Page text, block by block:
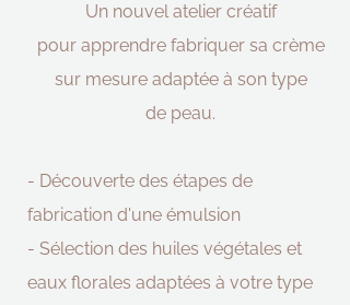
Un nouvel atelier créatif
pour apprendre fabriquer sa crème
sur mesure adaptée à son type
de peau.
- Découverte des étapes de
fabrication d'une émulsion
- Sélection des huiles végétales et
eaux florales adaptées à votre type